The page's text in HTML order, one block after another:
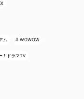
ム WOWOW
！ドラマTV